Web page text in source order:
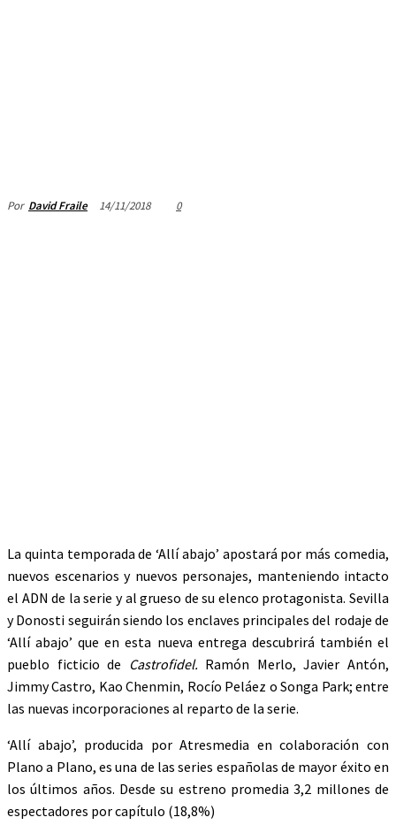
Por David Fraile 14/11/2018 0
La quinta temporada de ‘Allí abajo’ apostará por más comedia,
nuevos escenarios y nuevos personajes, manteniendo intacto
el ADN de la serie y al grueso de su elenco protagonista. Sevilla
y Donosti seguirán siendo los enclaves principales del rodaje de
‘Allí abajo’ que en esta nueva entrega descubrirá también el
pueblo ficticio de Castrofidel. Ramón Merlo, Javier Antón,
Jimmy Castro, Kao Chenmin, Rocío Peláez o Songa Park; entre
las nuevas incorporaciones al reparto de la serie.
‘Allí abajo’, producida por Atresmedia en colaboración con
Plano a Plano, es una de las series españolas de mayor éxito en
los últimos años. Desde su estreno promedia 3,2 millones de
espectadores por capítulo (18,8%)